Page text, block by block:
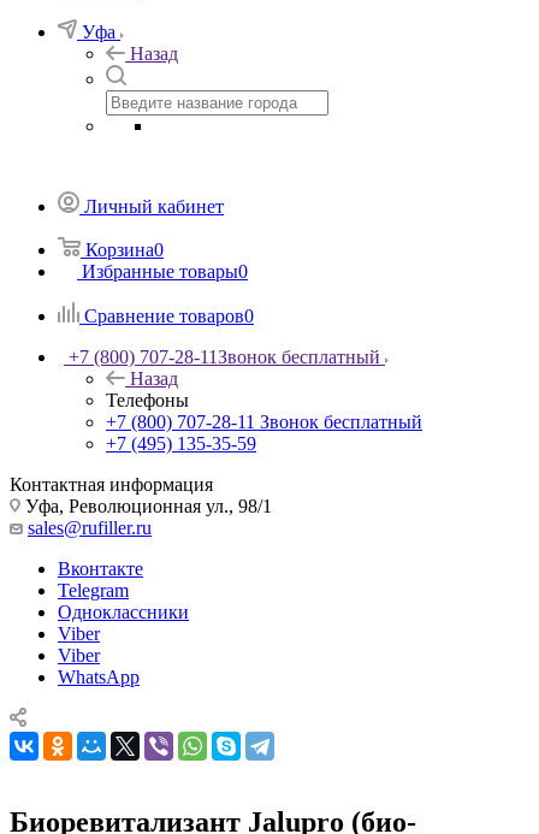
Уфа
Назад
Личный кабинет
Корзина0
Избранные товары0
Сравнение товаров0
+7 (800) 707-28-11Звонок бесплатный
Назад
Телефоны
+7 (800) 707-28-11 Звонок бесплатный
+7 (495) 135-35-59
Контактная информация
Уфа, Революционная ул., 98/1
sales@rufiller.ru
Вконтакте
Telegram
Одноклассники
Viber
Viber
WhatsApp
Биоревитализант Jalupro (био-